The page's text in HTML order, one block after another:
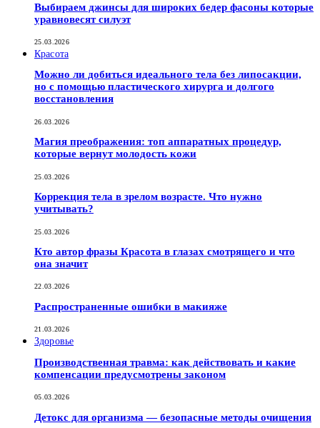
Выбираем джинсы для широких бедер фасоны которые
уравновесят силуэт
25.03.2026
Красота
Можно ли добиться идеального тела без липосакции,
но с помощью пластического хирурга и долгого
восстановления
26.03.2026
Магия преображения: топ аппаратных процедур,
которые вернут молодость кожи
25.03.2026
Коррекция тела в зрелом возрасте. Что нужно
учитывать?
25.03.2026
Кто автор фразы Красота в глазах смотрящего и что
она значит
22.03.2026
Распространенные ошибки в макияже
21.03.2026
Здоровье
Производственная травма: как действовать и какие
компенсации предусмотрены законом
05.03.2026
Детокс для организма — безопасные методы очищения